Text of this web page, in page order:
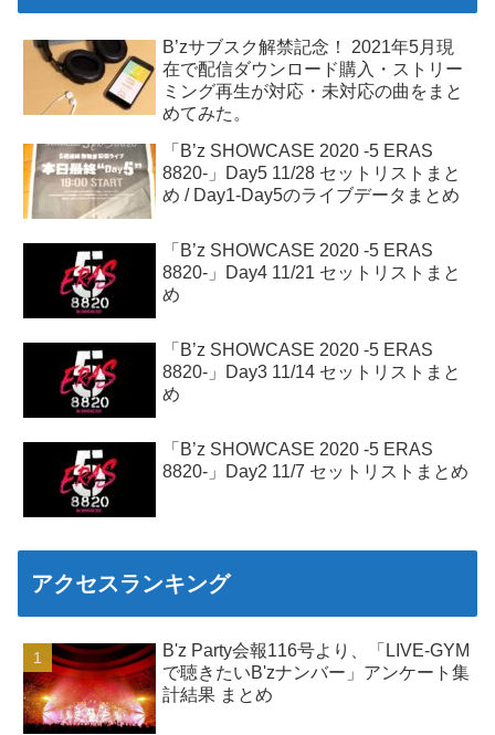
B’zサブスク解禁記念！ 2021年5月現
在で配信ダウンロード購入・ストリー
ミング再生が対応・未対応の曲をまと
めてみた。
「B’z SHOWCASE 2020 -5 ERAS
8820-」Day5 11/28 セットリストまと
め / Day1-Day5のライブデータまとめ
「B’z SHOWCASE 2020 -5 ERAS
8820-」Day4 11/21 セットリストまと
め
「B’z SHOWCASE 2020 -5 ERAS
8820-」Day3 11/14 セットリストまと
め
「B’z SHOWCASE 2020 -5 ERAS
8820-」Day2 11/7 セットリストまとめ
アクセスランキング
B'z Party会報116号より、「LIVE-GYM
で聴きたいB'zナンバー」アンケート集
計結果 まとめ